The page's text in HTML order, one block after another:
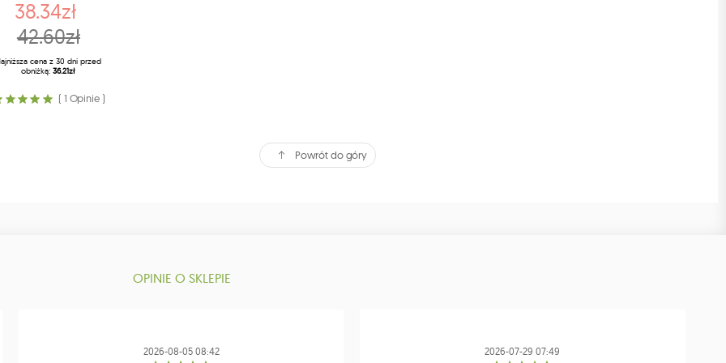
38.34zł
42.60zł
cena z 30 dni przed
obniżką:36.21zł
( 1 Opinie )
Powrót do góry
OPINIE O SKLEPIE
2026-08-05 08:42 2026-07-29 07:49